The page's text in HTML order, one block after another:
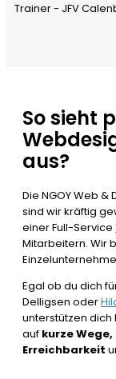
Trainer - JFV
So sieht
aus?
Die NGOY Web &
sind wir kräftig
einer Full-Service
Mitarbeitern. Wir
Egal ob du dich
Delligsen oder
unterstützen dich
auf kurze
Erreichbarkeit